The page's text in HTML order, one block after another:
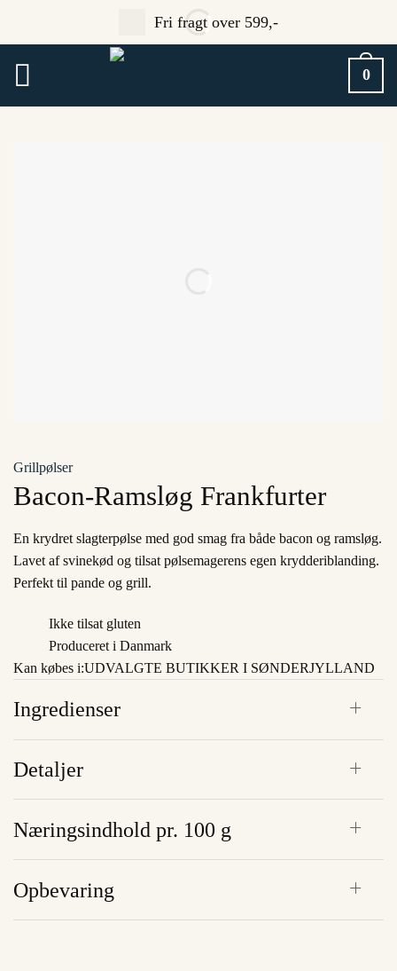
Fri fragt over 599,-
0
Grillpølser
Bacon-Ramsløg Frankfurter
En krydret slagterpølse med god smag fra både bacon og ramsløg.
Lavet af svinekød og tilsat pølsemagerens egen krydderiblanding.
Perfekt til pande og grill.
Ikke tilsat gluten
Produceret i Danmark
Kan købes i:UDVALGTE BUTIKKER I SØNDERJYLLAND
Ingredienser
Detaljer
Næringsindhold pr. 100 g
Opbevaring